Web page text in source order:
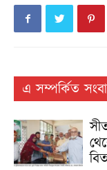
এ সম্পর্কিত